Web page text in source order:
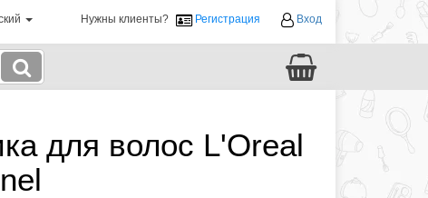
Нужны клиенты? Регистрация Вход
для волос L'Oreal